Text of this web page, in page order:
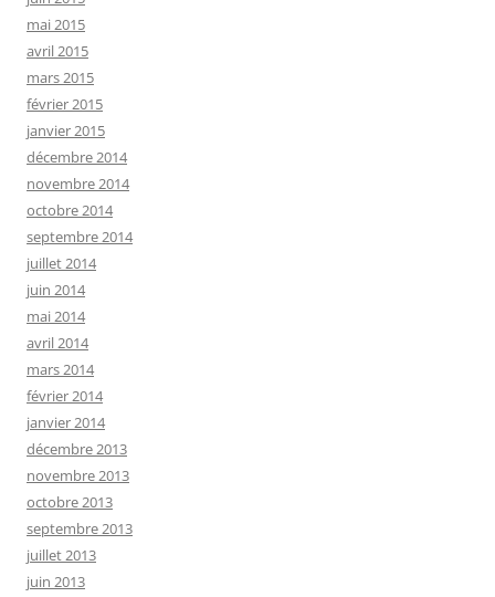
mai 2015
avril 2015
mars 2015
février 2015
janvier 2015
décembre 2014
novembre 2014
octobre 2014
septembre 2014
juillet 2014
juin 2014
mai 2014
avril 2014
mars 2014
février 2014
janvier 2014
décembre 2013
novembre 2013
octobre 2013
septembre 2013
juillet 2013
juin 2013